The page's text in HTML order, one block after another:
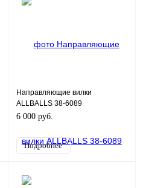
Направляющие вилки
ALLBALLS 38-6089
6 000 руб.
Подробнее